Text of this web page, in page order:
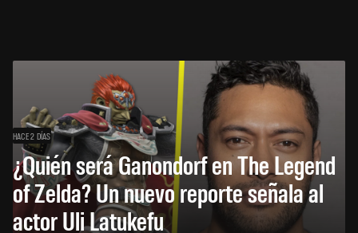
HACE 2 DÍAS
¿Quién será Ganondorf en The Legend
of Zelda? Un nuevo reporte señala al
actor Uli Latukefu